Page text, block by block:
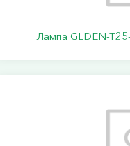
Лампа GLDEN-